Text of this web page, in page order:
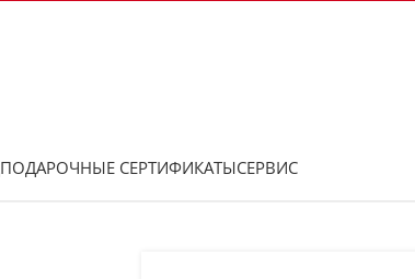
ПОДАРОЧНЫЕ СЕРТИФИКАТЫСЕРВИС